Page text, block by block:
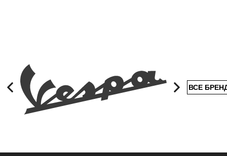
ВСЕ